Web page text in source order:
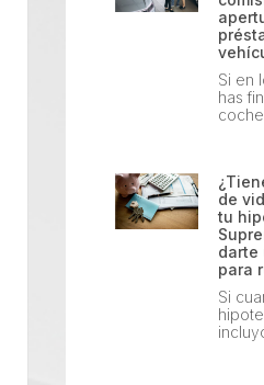
Si en
has
de
tu
darte
para
Si